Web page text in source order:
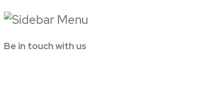
Be in touch with us